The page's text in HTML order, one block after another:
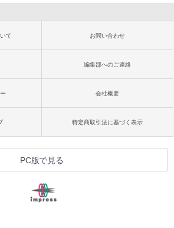
て お問い合わせ
編集部へのご連絡
会社概要
特定商取引法に基づく表示
PC版で見る